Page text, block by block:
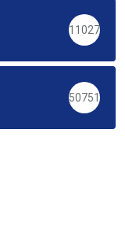
11027
50751